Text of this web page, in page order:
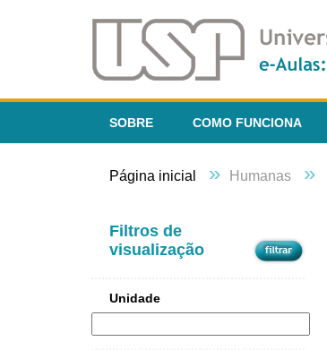
SOBRE COMO FUNCIONA
Página inicial » Humanas »
Filtros de
visualização
Unidade